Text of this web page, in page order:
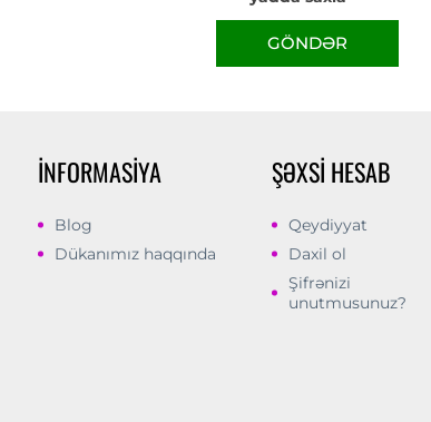
GÖNDƏR
İNFORMASIYA
Blog
Dükanımız haqqında
ŞƏXSI HESAB
Qeydiyyat
Daxil ol
Şifrənizi
unutmusunuz?